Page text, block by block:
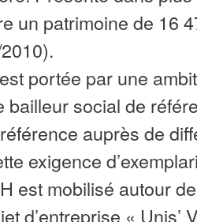
un patrimoine de 16
portée par une
bailleur social de
auprès de
exigence
est mobilisé autour
d’entreprise « Unis’